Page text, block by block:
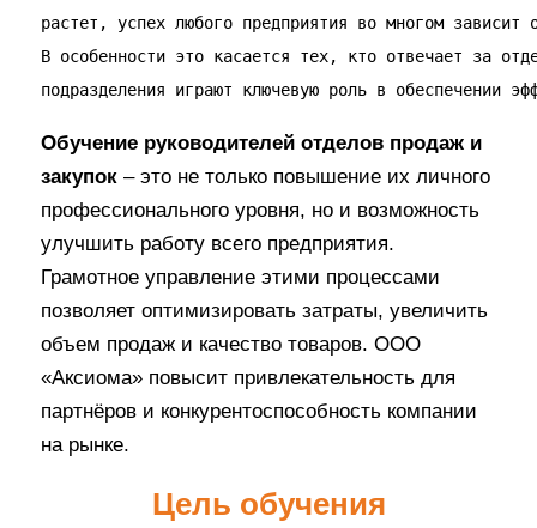
растет, успех любого предприятия во многом
В особенности это касается тех, кто отвечает за
подразделения играют ключевую роль в обеспечении
Обучение руководителей отделов продаж и
закупок – это не только повышение их личного
профессионального уровня, но и возможность
улучшить работу всего предприятия.
Грамотное управление этими процессами
позволяет оптимизировать затраты, увеличить
объем продаж и качество товаров. ООО
«Аксиома» повысит привлекательность для
партнёров и конкурентоспособность компании
на рынке.
Цель обучения